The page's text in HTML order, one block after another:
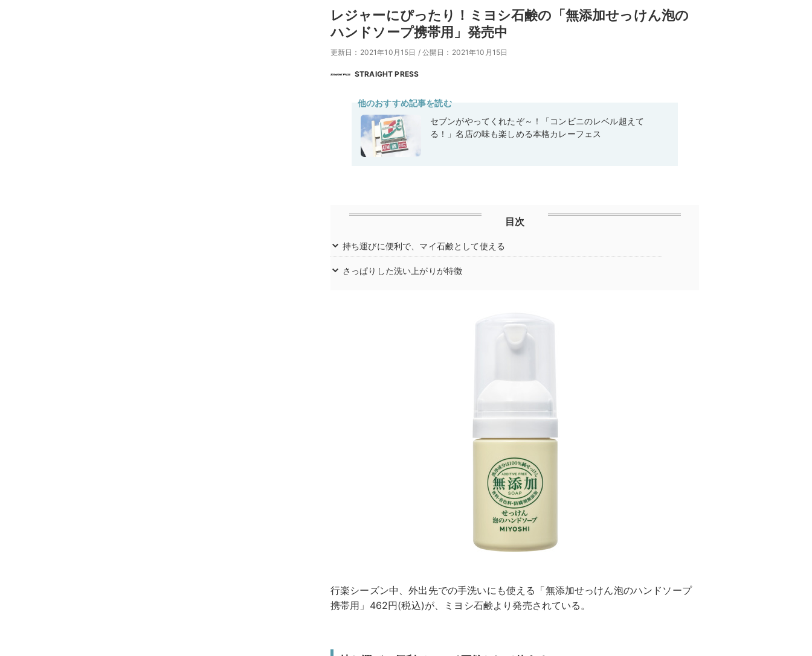
レジャーにぴったり！ミヨシ石鹸の「無添加せっけん泡の
ハンドソープ携帯用」発売中
更新日：2021年10月15日 / 公開日：2021年10月15日
STRAIGHT PRESS
他のおすすめ記事を読む
セブンがやってくれたぞ～！「コンビニのレベル超えて
る！」名店の味も楽しめる本格カレーフェス
目次
持ち運びに便利で、マイ石鹸として使える
さっぱりした洗い上がりが特徴
行楽シーズン中、外出先での手洗いにも使える「無添加せっけん泡のハンドソープ
携帯用」462円(税込)が、ミヨシ石鹸より発売されている。